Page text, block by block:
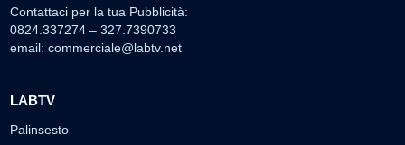
Contattaci per la tua Pubblicità:
0824.337274 – 327.7390733
email: commerciale@labtv.net
LABTV
Palinsesto